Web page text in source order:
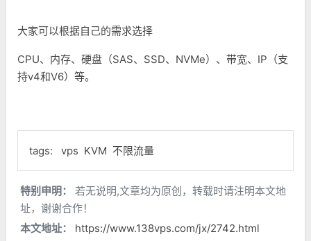
大家可以根据自己的需求选择
CPU、内存、硬盘（SAS、SSD、NVMe）、带宽、IP（支
持v4和V6）等。
tags: vps KVM 不限流量
特别申明：
若无说明,文章均为原创，转载时请注明本文地
址，谢谢合作！
本文地址：
https://www.138vps.com/jx/2742.html